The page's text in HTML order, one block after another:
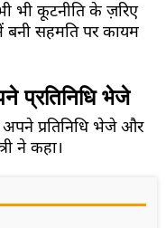
भी कूटनीति के ज़रिए
सहमति पर कायम
प्रतिनिधि भेजे
प्रतिनिधि भेजे और
ने कहा।